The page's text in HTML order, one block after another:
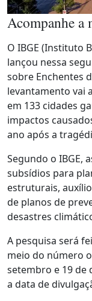
Acompanhe a
O IBGE (Instituto
lançou nessa
sobre Enchentes
levantamento vai
em 133 cidades
impactos
ano após a
Segundo o IBGE,
subsídios para
estruturais,
de planos de
desastres
A pesquisa será
meio do número
setembro e 19 de
a data de